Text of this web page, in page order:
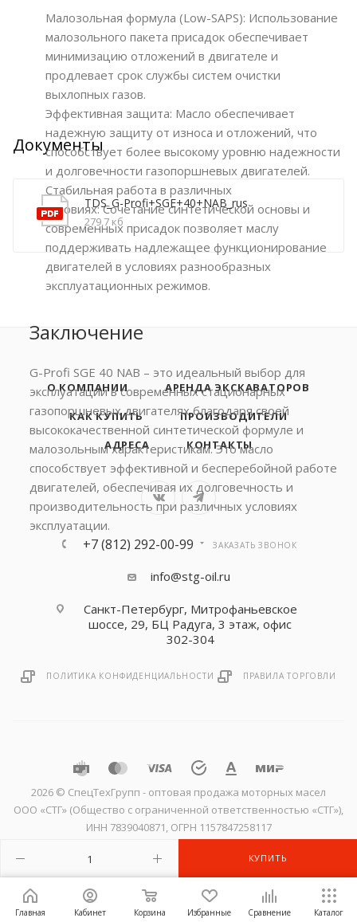
КУПИТЬ
Малозольная формула (Low-SAPS): Использование
малозольного пакета присадок обеспечивает
минимизацию отложений в двигателе и
продлевает срок службы систем очистки
выхлопных газов.
Эффективная защита: Масло обеспечивает
надежную защиту от износа и отложений, что
способствует более высокому уровню надежности
и долговечности газопоршневых двигателей.
Стабильная работа в различных
условиях: Сочетание синтетической основы и
современных присадок позволяет маслу
поддерживать надлежащее функционирование
двигателей в условиях разнообразных
эксплуатационных режимов.
Заключение
G-Profi SGE 40 NAB – это идеальный выбор для
эксплуатации в современных стационарных
газопоршневых двигателях благодаря своей
высококачественной синтетической формуле и
малозольным характеристикам. Это масло
способствует эффективной и бесперебойной работе
двигателей, обеспечивая их долговечность и
производительность при различных условиях
эксплуатации.
Документы
TDS_G-Profi+SGE+40+NAB_rus
279,7 кб
О КОМПАНИИ
АРЕНДА ЭКСКАВАТОРОВ
КАК КУПИТЬ
ПРОИЗВОДИТЕЛИ
АДРЕСА
КОНТАКТЫ
+7 (812) 292-00-99 ЗАКАЗАТЬ ЗВОНОК
info@stg-oil.ru
Санкт-Петербург, Митрофаньевское
шоссе, 29, БЦ Радуга, 3 этаж, офис
302-304
ПОЛИТИКА КОНФИДЕНЦИАЛЬНОСТИ ПРАВИЛА ТОРГОВЛИ
2026 © CпецТехГрупп - оптовая продажа моторных масел
ООО «СТГ» (Общество с ограниченной ответственностью «СТГ»),
ИНН 7839040871, ОГРН 1157847258117
Главная Кабинет Корзина Избранные Сравнение Каталог